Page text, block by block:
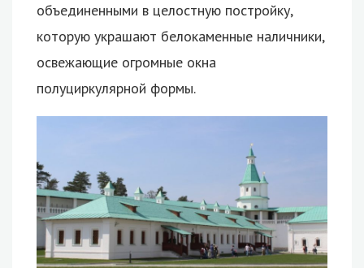
объединенными в целостную постройку,
которую украшают белокаменные наличники,
освежающие огромные окна
полуциркулярной формы.